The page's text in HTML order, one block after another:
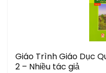
Giáo Trình Giáo Dục
2 – Nhiều tác giả